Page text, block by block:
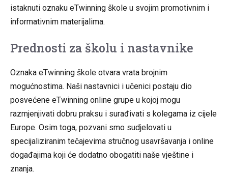
istaknuti oznaku eTwinning škole u svojim promotivnim i
informativnim materijalima.
Prednosti za školu i nastavnike
Oznaka eTwinning škole otvara vrata brojnim
mogućnostima. Naši nastavnici i učenici postaju dio
posvećene eTwinning online grupe u kojoj mogu
razmjenjivati ​​dobru praksu i surađivati ​​s kolegama iz cijele
Europe. Osim toga, pozvani smo sudjelovati u
specijaliziranim tečajevima stručnog usavršavanja i online
događajima koji će dodatno obogatiti naše vještine i
znanja.